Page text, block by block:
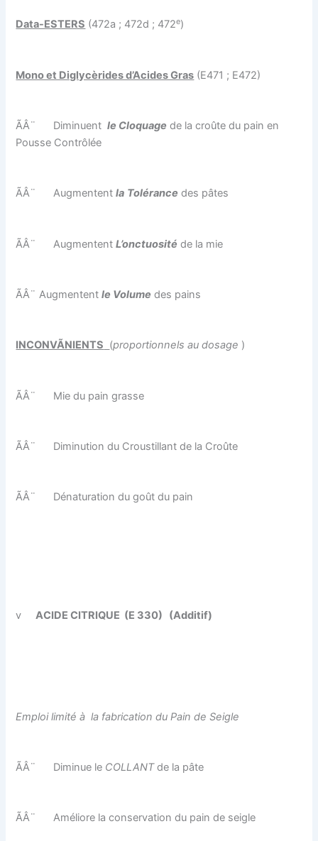
Data-ESTERS (472a ; 472d ; 472e)
Mono et Diglycèrides d’Acides Gras (E471 ; E472)
ÃÂ¨ Diminuent le Cloquage de la croûte du pain en
Pousse Contrôlée
ÃÂ¨ Augmententla Tolérance des pâtes
ÃÂ¨ AugmententL’onctuosité de la mie
ÃÂ¨ Augmententle Volume des pains
INCONVÃNIENTS (proportionnels au dosage )
ÃÂ¨ Mie du pain grasse
ÃÂ¨ Diminution du Croustillant de la Croûte
ÃÂ¨ Dénaturation du goût du pain
v ACIDE CITRIQUE (E 330) (Additif)
Emploi limité à la fabrication du Pain de Seigle
ÃÂ¨ Diminue le COLLANTde la pâte
ÃÂ¨ Améliore la conservation du pain de seigle